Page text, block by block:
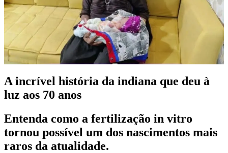
A incrível história da indiana que deu à
luz aos 70 anos
Entenda como a fertilização in vitro
tornou possível um dos nascimentos mais
raros da atualidade.